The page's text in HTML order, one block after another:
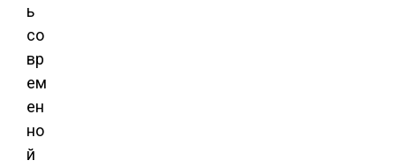
ь
со
вр
ем
ен
но
й